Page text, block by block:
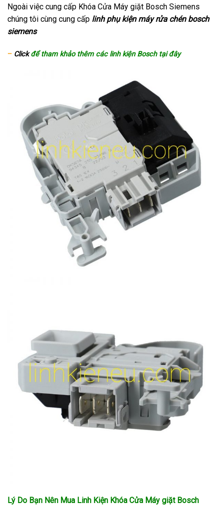
Ngoài việc cung cấp Khóa Cửa Máy giặt Bosch Siemens
chúng tôi cùng cung cấp linh phụ kiện máy rửa chén bosch
siemens
– Click để tham khảo thêm các linh kiện Bosch tại đây
Lý Do Bạn Nên Mua Linh Kiện Khóa Cửa Máy giặt Bosch